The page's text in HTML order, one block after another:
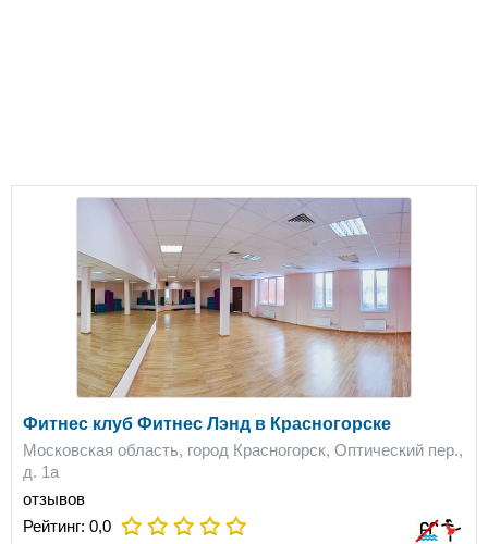
Фитнес клуб Фитнес Лэнд в Красногорске
Московская область, город Красногорск, Оптический пер.,
д. 1а
отзывов
Рейтинг: 0,0